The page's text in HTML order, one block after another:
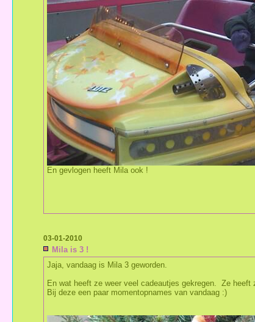
En gevlogen heeft Mila ook !
03-01-2010
Mila is 3 !
Jaja, vandaag is Mila 3 geworden.
En wat heeft ze weer veel cadeautjes gekregen. Ze heeft
Bij deze een paar momentopnames van vandaag :)